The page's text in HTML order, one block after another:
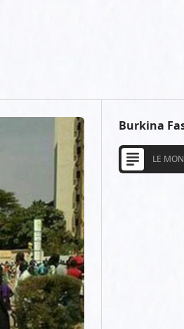
Burkina
LE